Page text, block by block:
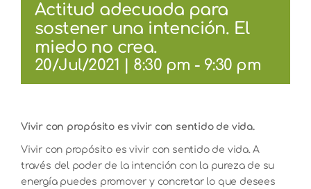
Actitud adecuada para
sostener una intención. El
miedo no crea.
20/Jul/2021 | 8:30 pm - 9:30 pm
Vivir con propósito es vivir con sentido de vida.
Vivir con propósito es vivir con sentido de vida. A
través del poder de la intención con la pureza de su
energía puedes promover y concretar lo que desees